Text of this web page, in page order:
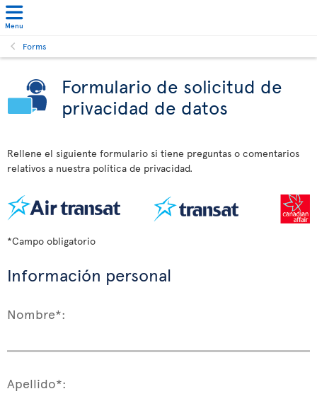
Menu
Forms
Formulario de solicitud de
privacidad de datos
Rellene el siguiente formulario si tiene preguntas o comentarios
relativos a nuestra política de privacidad.
*Campo obligatorio
Información personal
Nombre*:
Apellido*: